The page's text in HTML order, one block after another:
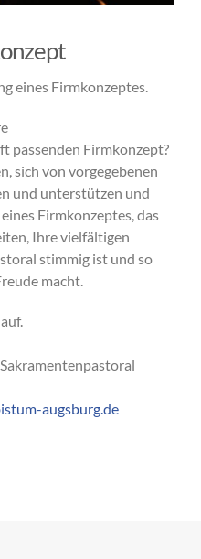
eines Firmkonzeptes.
passenden Firmkonzept?
sich von vorgegebenen
und unterstützen und
Firmkonzeptes, das
Ihre vielfältigen
stimmig ist und so
macht.
augsburg.de